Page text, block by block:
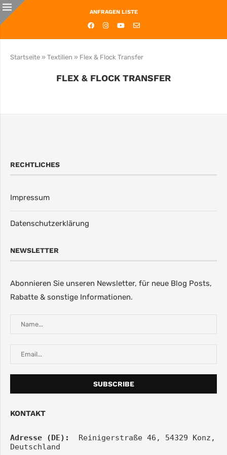
ANFRAGEN LISTE
Startseite » Textilien » Flex & Flock Transfer
FLEX & FLOCK TRANSFER
RECHTLICHES
Impressum
Datenschutzerklärung
NEWSLETTER
Abonnieren Sie unseren Newsletter, für neue Blog Posts,
Rabatte & sonstige Informationen.
KONTAKT
Adresse (DE):
Reinigerstraße 46, 54329 Konz,
Deutschland